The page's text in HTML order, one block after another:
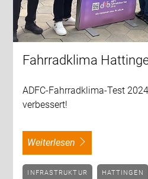
Fahrradklima
ADFC-Fahrradklima-Test
verbessert!
weiterlesen
INFRASTRUKTUR HATTINGEN